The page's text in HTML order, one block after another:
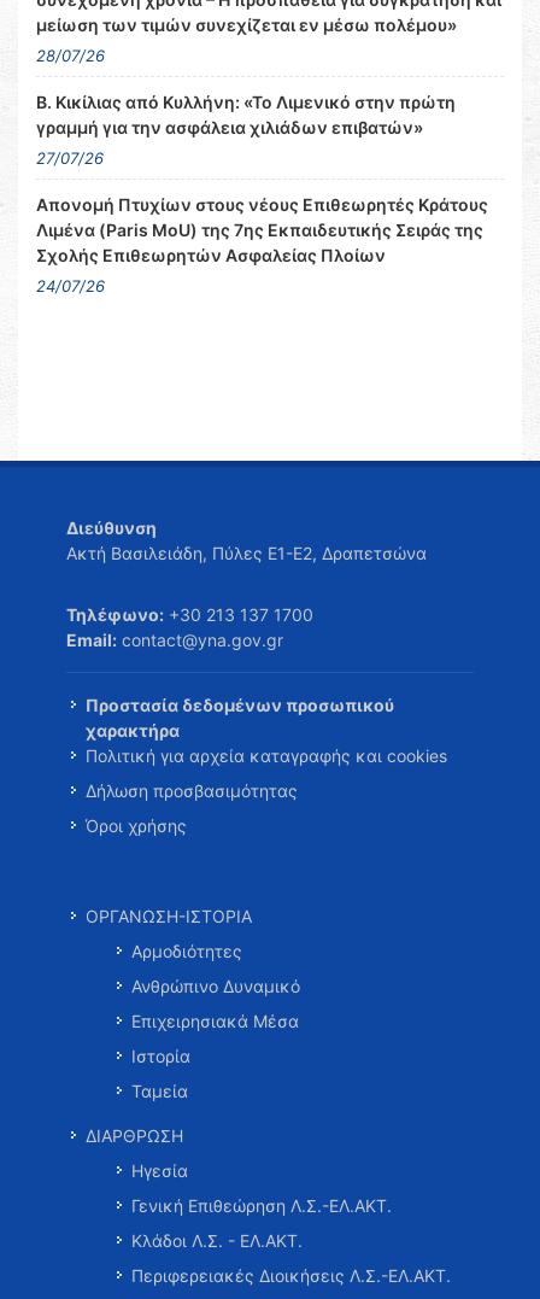
μείωση των τιμών συνεχίζεται εν μέσω πολέμου»
28/07/26
Β. Κικίλιας από Κυλλήνη: «Το Λιμενικό στην πρώτη
γραμμή για την ασφάλεια χιλιάδων επιβατών»
27/07/26
Απονομή Πτυχίων στους νέους Επιθεωρητές Κράτους
Λιμένα (Paris MoU) της 7ης Εκπαιδευτικής Σειράς της
Σχολής Επιθεωρητών Ασφαλείας Πλοίων
24/07/26
Διεύθυνση
Ακτή Βασιλειάδη, Πύλες Ε1-Ε2, Δραπετσώνα
Τηλέφωνο: +30 213 137 1700
Email: contact@yna.gov.gr
Προστασία δεδομένων προσωπικού
χαρακτήρα
Πολιτική για αρχεία καταγραφής και cookies
Δήλωση προσβασιμότητας
Όροι χρήσης
ΟΡΓΑΝΩΣΗ-ΙΣΤΟΡΙΑ
Αρμοδιότητες
Ανθρώπινο Δυναμικό
Επιχειρησιακά Μέσα
Ιστορία
Ταμεία
ΔΙΑΡΘΡΩΣΗ
Ηγεσία
Γενική Επιθεώρηση Λ.Σ.-ΕΛ.ΑΚΤ.
Κλάδοι Λ.Σ. - ΕΛ.ΑΚΤ.
Περιφερειακές Διοικήσεις Λ.Σ.-ΕΛ.ΑΚΤ.